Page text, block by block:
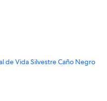
de Vida Silvestre Caño Negro